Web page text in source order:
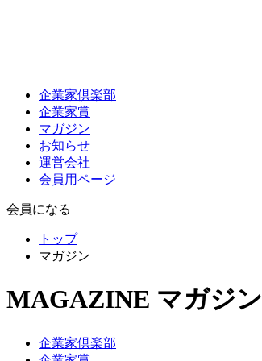
企業家倶楽部
企業家賞
マガジン
お知らせ
運営会社
会員用ページ
会員になる
トップ
マガジン
MAGAZINE マガジン
企業家倶楽部